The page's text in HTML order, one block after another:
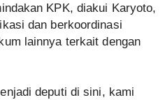
KPK, diakui Karyoto,
dan berkoordinasi
lainnya terkait dengan
deputi di sini, kami